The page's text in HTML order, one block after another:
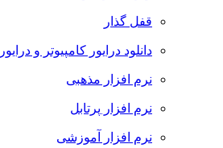
قفل گذار
دانلود درایور کامپیوتر و
نرم افزار مذهبی
نرم افزار پرتابل
نرم افزار آموزشی